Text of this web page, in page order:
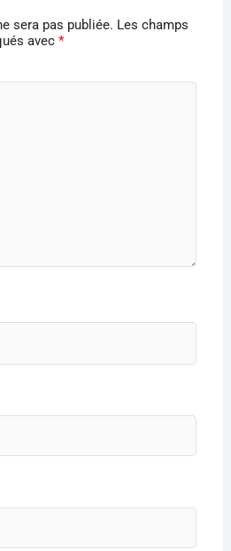
sera pas publiée. Les champs
avec *